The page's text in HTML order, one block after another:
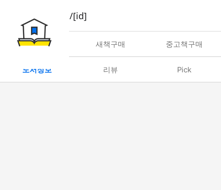
book/rent/[id]
대여 새책구매 중고책구매
도서정보 리뷰 Pick